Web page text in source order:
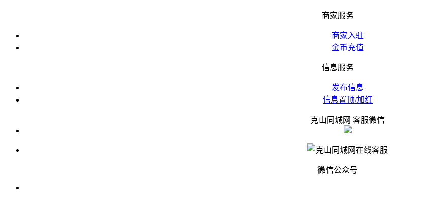
商家服务
商家入驻
金币充值
信息服务
发布信息
信息置顶/加红
克山同城网 客服微信
微信公众号